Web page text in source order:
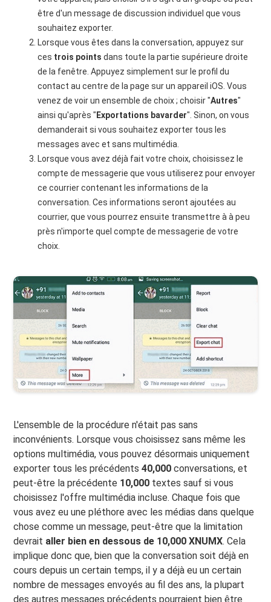
être d'un message de discussion individuel que vous
souhaitez exporter.
Lorsque vous êtes dans la conversation, appuyez sur
ces trois pointsdans toute la partie supérieure droite
de la fenêtre. Appuyez simplement sur le profil du
contact au centre de la page sur un appareil iOS. Vous
venez de voir un ensemble de choix ; choisir "Autres"
ainsi qu'après " Exportations bavarder". Sinon, on vous
demanderait si vous souhaitez exporter tous les
messages avec et sans multimédia.
Lorsque vous avez déjà fait votre choix, choisissez le
compte de messagerie que vous utiliserez pour envoyer
ce courrier contenant les informations de la
conversation. Ces informations seront ajoutées au
courrier, que vous pourrez ensuite transmettre à à peu
près n'importe quel compte de messagerie de votre
choix.
L'ensemble de la procédure n'était pas sans
inconvénients. Lorsque vous choisissez sans même les
options multimédia, vous pouvez désormais uniquement
exporter tous les précédents40,000 conversations, et
peut-être la précédente 10,000 textes sauf si vous
choisissez l'offre multimédia incluse. Chaque fois que
vous avez eu une pléthore avec les médias dans quelque
chose comme un message, peut-être que la limitation
devrait aller bien en dessous de 10,000 XNUMX. Cela
implique donc que, bien que la conversation soit déjà en
cours depuis un certain temps, il y a déjà eu un certain
nombre de messages envoyés au fil des ans, la plupart
des autres messages précédents pourraient bien être